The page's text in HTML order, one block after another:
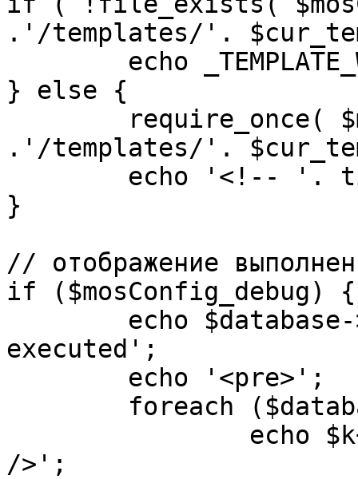
.'/templates/'.
} else {
.'/templates/'.
}
// отображение
if ($mosConfig_debug) {
executed';
/>';